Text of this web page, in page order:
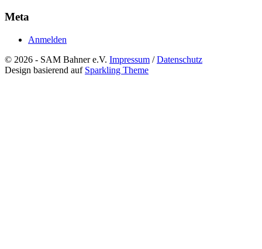
Meta
Anmelden
© 2026 - SAM Bahner e.V. Impressum /Datenschutz
Design basierend auf Sparkling Theme